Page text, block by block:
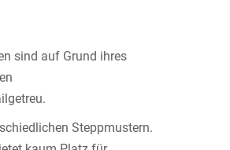
sind auf Grund ihres
Steppmustern.